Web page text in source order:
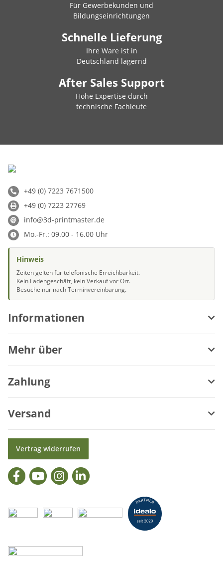
Für Gewerbekunden und
Bildungseinrichtungen
Schnelle Lieferung
Ihre Ware ist in
Deutschland lagernd
After Sales Support
Hohe Expertise durch
technische Fachleute
+49 (0) 7223 7671500
+49 (0) 7223 27769
info@3d-printmaster.de
Mo.-Fr.: 09.00 - 16.00 Uhr
Hinweis
Zeiten gelten für telefonische Erreichbarkeit.
Kein Ladengeschäft, kein Verkauf vor Ort.
Besuche nur nach Terminvereinbarung.
Informationen
Mehr über
Zahlung
Versand
Vertrag widerrufen